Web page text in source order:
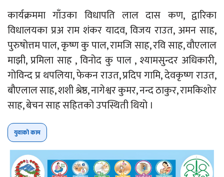
कार्यक्रममा गाँउका विधापति लाल दास कण, द्वारिका
विधालयका प्रअ राम शंकर यादव, विजय राउत, अमन साह,
पुरुषोत्तम पाल, कृष्ण कु पाल, रामजि साह, रवि साह, वौएलाल
माझी, प्रमिला साह , विनोद कु पाल , श्यामसुन्दर अधिकारी,
गोविन्द प्र थपलिया, फेकन राउत, प्रदिप गामि, देवकृष्ण राउत,
बौएलाल साह, शशी श्रेष्ठ, नागेश्वर कुमर, नन्द ठाकुर, रामकिशोर
साह, बेचन साह सहितको उपस्थिती थियो ।
युवाको काम